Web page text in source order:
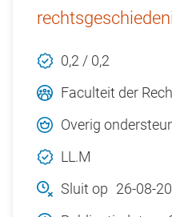
0,2 / 0,2
Faculteit der
Overig
LL.M
Sluit op 26-08-